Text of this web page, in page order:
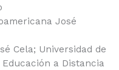
José
Cela; Universidad de
a Distancia